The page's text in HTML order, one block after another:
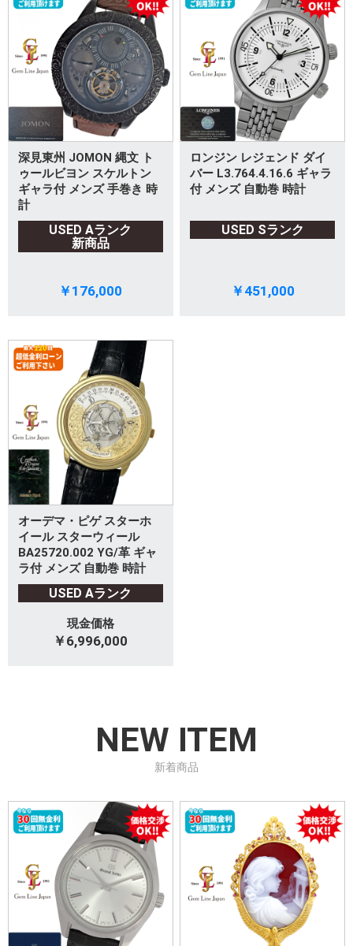
深見東州 JOMON 縄文 ト
ゥールビヨン スケルトン
ギャラ付 メンズ 手巻き 時
計
USED Aランク
新商品
￥176,000
ロンジン レジェンド ダイ
バー L3.764.4.16.6 ギャラ
付 メンズ 自動巻 時計
USED Sランク
￥451,000
オーデマ・ピゲ スターホ
イール スターウィール
BA25720.002 YG/革 ギャ
ラ付 メンズ 自動巻 時計
USED Aランク
現金価格
￥6,996,000
NEW ITEM
新着商品